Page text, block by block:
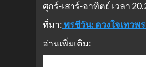
ศุกร์-เสาร์-อาทิตย์ เวลา
ที่มา:พรชีวัน: ดวงใจเทว
อ่านเพิ่มเติม: